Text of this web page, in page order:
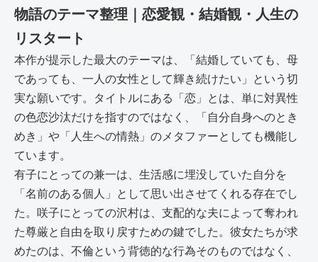
物語のテーマ整理｜恋愛観・結婚観・人生の
リスタート
本作が提示した最大のテーマは、「結婚していても、母
であっても、一人の女性として輝き続けたい」という切
実な願いです。タイトルにある「恋」とは、単に対異性
の色恋沙汰だけを指すのではなく、「自分自身へのとき
めき」や「人生への情熱」のメタファーとしても機能し
ています。
有子にとっての兼一は、生活感に埋没していた自分を
「名前のある個人」として思い出させてくれる存在でし
た。咲子にとっての沢村は、支配的な夫によって奪われ
た尊厳と自由を取り戻すための鍵でした。彼女たちが求
めたのは、不倫という背徳的な行為そのものではなく、